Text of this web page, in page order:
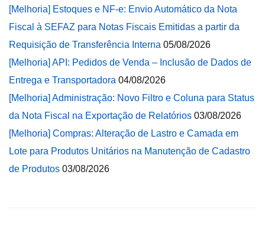
[Melhoria] Estoques e NF-e: Envio Automático da Nota
Fiscal à SEFAZ para Notas Fiscais Emitidas a partir da
Requisição de Transferência Interna 05/08/2026
[Melhoria] API: Pedidos de Venda – Inclusão de Dados de
Entrega e Transportadora 04/08/2026
[Melhoria] Administração: Novo Filtro e Coluna para Status
da Nota Fiscal na Exportação de Relatórios 03/08/2026
[Melhoria] Compras: Alteração de Lastro e Camada em
Lote para Produtos Unitários na Manutenção de Cadastro
de Produtos 03/08/2026